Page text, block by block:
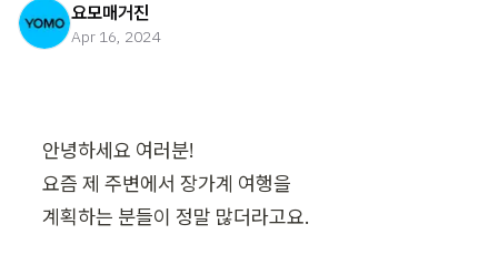
요모매거진
Apr 16, 2024
안녕하세요 여러분!
요즘 제 주변에서 장가계 여행을
계획하는 분들이 정말 많더라고요.